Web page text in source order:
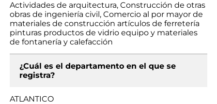
Actividades de arquitectura, Construcción de otras
obras de ingeniería civil, Comercio al por mayor de
materiales de construcción artículos de ferretería
pinturas productos de vidrio equipo y materiales
de fontanería y calefacción
¿Cuál es el departamento en el que se
registra?
ATLANTICO